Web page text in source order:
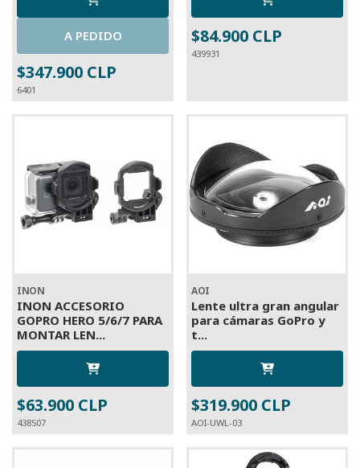
A PEDIDO
$347.900 CLP
6401
$84.900 CLP
439931
INON
INON ACCESORIO
GOPRO HERO 5/6/7 PARA
MONTAR LEN...
$63.900 CLP
438507
AOI
Lente ultra gran angular
para cámaras GoPro y
t...
$319.900 CLP
AOI-UWL-03